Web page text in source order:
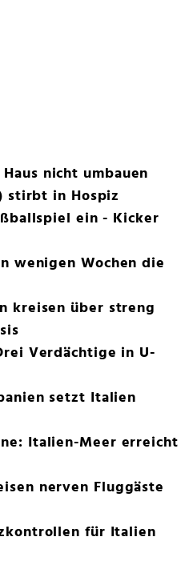
nicht umbauen
stirbt in Hospiz
ein - Kicker
wenigen Wochen die
kreisen über streng
Verdächtige in U-
setzt Italien
Italien-Meer erreicht
nerven Fluggäste
für Italien